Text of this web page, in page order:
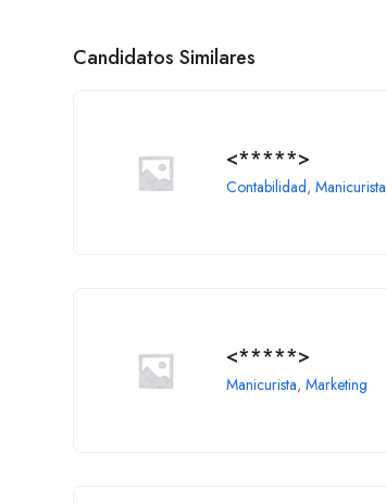
Candidatos Similares
<*****>
Contabilidad, Manicurista
<*****>
Manicurista, Marketing